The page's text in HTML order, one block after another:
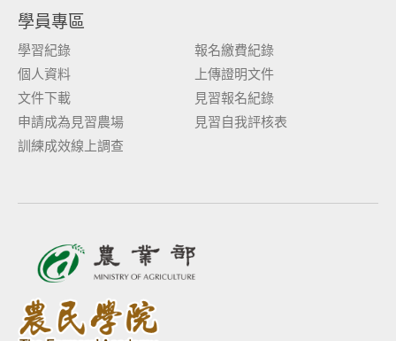
學員專區
學習紀錄
報名繳費紀錄
個人資料
上傳證明文件
文件下載
見習報名紀錄
申請成為見習農場
見習自我評核表
訓練成效線上調查